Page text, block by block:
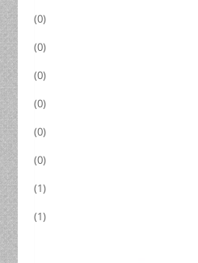
(0)
(0)
(0)
(0)
(0)
(0)
(1)
(1)